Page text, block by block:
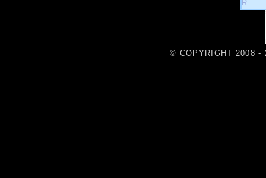
© COPYRIGHT 2008